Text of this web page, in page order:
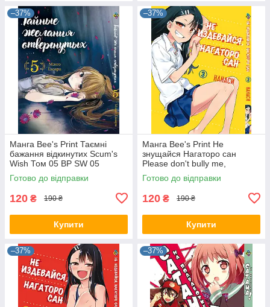
–37%
Манга Bee's Print Таємні
бажання відкинутих Scum's
Wish Том 05 BP SW 05
Готово до відправки
120 ₴ 190 ₴
Купити
–37%
Манга Bee's Print Не
знущайся Нагаторо сан
Please don't bully me,
Nagatoro Том 03 BP PDB 03
Готово до відправки
120 ₴ 190 ₴
Купити
–37% –37%